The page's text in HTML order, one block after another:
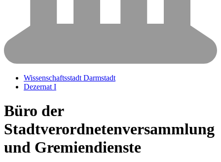
Wissenschaftsstadt Darmstadt
Dezernat I
Büro der
Stadtverordnetenversammlung
und Gremiendienste